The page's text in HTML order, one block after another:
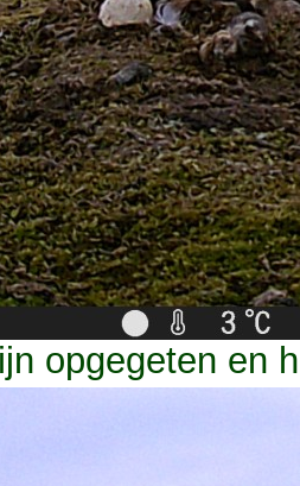
opgegeten en